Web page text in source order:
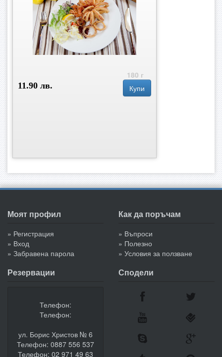
180 г
11.90 лв.
Купи
Моят профил
» Регистрация
» Вход
» Забравена парола
Как да поръчам
» Въпроси
» Полезно
» Условия за ползване
Резервации
Телефон:
Телефон:
ул. Борис Христов № 6
Телефон: 0887 556 537
Телефон: 02 971 49 63
Сподели